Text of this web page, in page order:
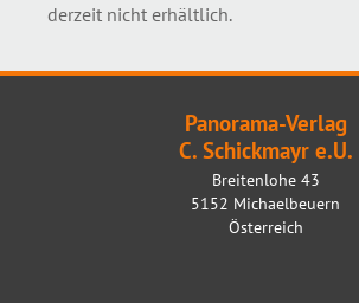
derzeit nicht erhältlich.
Panorama-Verlag
C. Schickmayr e.U.
Breitenlohe 43
5152 Michaelbeuern
Österreich